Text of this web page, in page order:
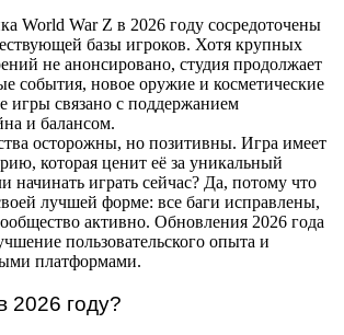
World War Z в 2026 году сосредоточены
базы игроков. Хотя крупных
не анонсировано, студия продолжает
события, новое оружие и косметические
игры связано с поддержанием
и балансом.
осторожны, но позитивны. Игра имеет
которая ценит её за уникальный
начинать играть сейчас? Да, потому что
лучшей форме: все баги исправлены,
активно. Обновления 2026 года
пользовательского опыта и
платформами.
2026 году?